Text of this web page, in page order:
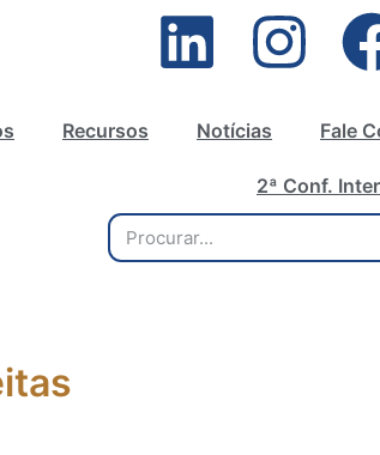
Recursos Notícias Fale
2ª Conf.